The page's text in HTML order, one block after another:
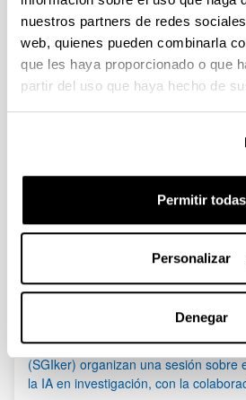
nuestros partners de redes
web, quienes pueden combinarla
que les haya proporcionado o que
partir del uso que haya hecho de
Permitir todas
Personalizar
Denegar
Se ha publicado la propuesta de
Bioeconomía 2023 - Ayudas a
bioeconomía
PáginasPágina
37 Página
38 39
RSS
(21/05/2026) Los Servicios
(SGIker) organizan una sesión sobre
la IA en investigación, con la